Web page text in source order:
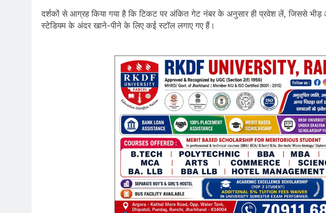
दर्शकों से आग्रह किया गया है कि टिकट पर अंकित गेट नंबर के अनुसार ही प्रवेश लें, जिससे
स्टेडियम के अंदर खाने-पीने के लिए कई स्टॉल लगाए गए हैं।